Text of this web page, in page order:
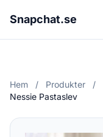
Snapchat.se
Hem / Produkter /
Nessie Pastaslev